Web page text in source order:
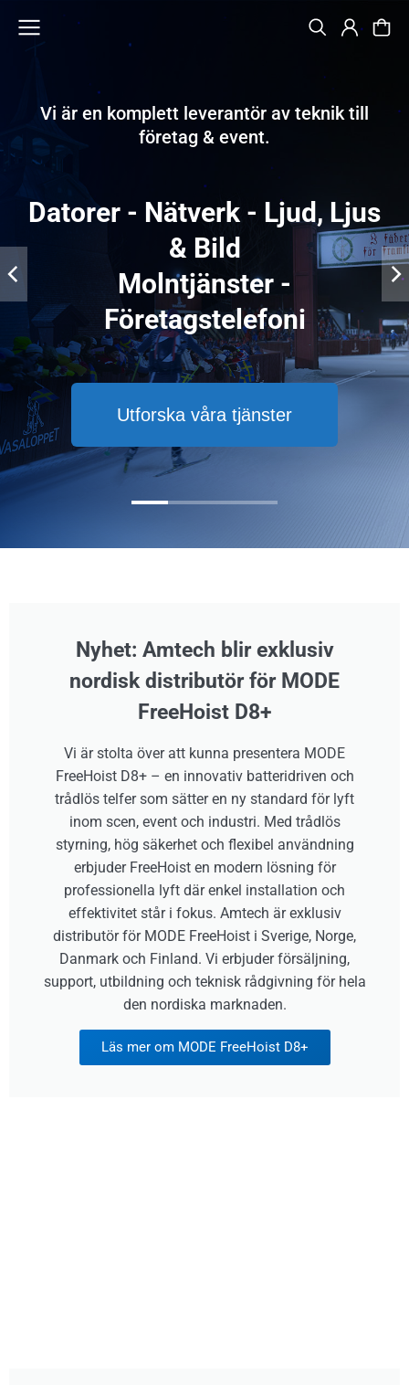
Vi är en komplett leverantör av teknik till
företag & event.
Datorer - Nätverk - Ljud, Ljus
& Bild
Molntjänster -
Företagstelefoni
Utforska våra tjänster
Nyhet: Amtech blir exklusiv
nordisk distributör för MODE
FreeHoist D8+
Vi är stolta över att kunna presentera MODE
FreeHoist D8+ – en innovativ batteridriven och
trådlös telfer som sätter en ny standard för lyft
inom scen, event och industri. Med trådlös
styrning, hög säkerhet och flexibel användning
erbjuder FreeHoist en modern lösning för
professionella lyft där enkel installation och
effektivitet står i fokus. Amtech är exklusiv
distributör för MODE FreeHoist i Sverige, Norge,
Danmark och Finland. Vi erbjuder försäljning,
support, utbildning och teknisk rådgivning för hela
den nordiska marknaden.
Läs mer om MODE FreeHoist D8+